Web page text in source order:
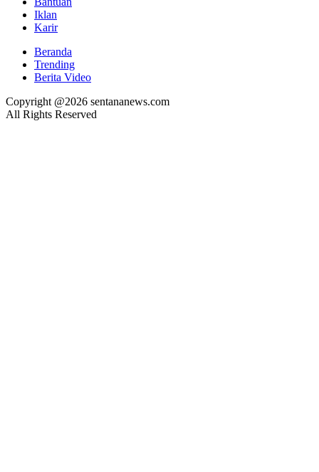
Iklan
Karir
Beranda
Trending
Berita Video
Copyright @2026 sentananews.com
All Rights Reserved